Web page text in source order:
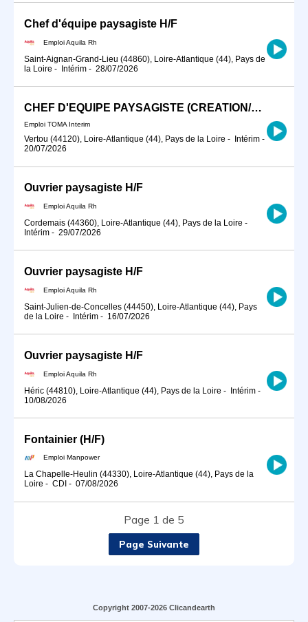
Chef d'équipe paysagiste H/F
Emploi Aquila Rh
Saint-Aignan-Grand-Lieu (44860), Loire-Atlantique (44), Pays de
la Loire - Intérim - 28/07/2026
CHEF D'EQUIPE PAYSAGISTE (CREATION/ENTRETIEN)
Emploi TOMA Interim
Vertou (44120), Loire-Atlantique (44), Pays de la Loire - Intérim -
20/07/2026
Ouvrier paysagiste H/F
Emploi Aquila Rh
Cordemais (44360), Loire-Atlantique (44), Pays de la Loire -
Intérim - 29/07/2026
Ouvrier paysagiste H/F
Emploi Aquila Rh
Saint-Julien-de-Concelles (44450), Loire-Atlantique (44), Pays
de la Loire - Intérim - 16/07/2026
Ouvrier paysagiste H/F
Emploi Aquila Rh
Héric (44810), Loire-Atlantique (44), Pays de la Loire - Intérim -
10/08/2026
Fontainier (H/F)
Emploi Manpower
La Chapelle-Heulin (44330), Loire-Atlantique (44), Pays de la
Loire - CDI - 07/08/2026
Page 1 de 5
Page Suivante
Copyright 2007-2026 Clicandearth